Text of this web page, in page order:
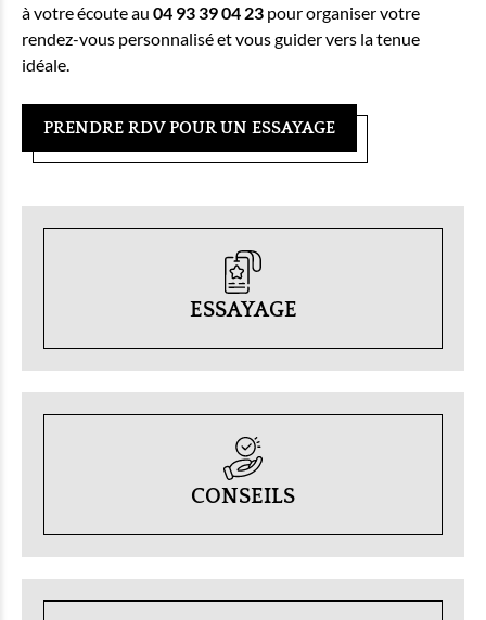
à votre écoute au 04 93 39 04 23 pour organiser votre
rendez-vous personnalisé et vous guider vers la tenue
idéale.
PRENDRE RDV POUR UN ESSAYAGE
ESSAYAGE
CONSEILS